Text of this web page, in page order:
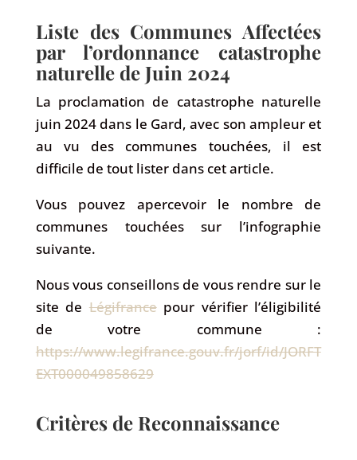
Liste des Communes Affectées
par l’ordonnance catastrophe
naturelle de Juin 2024
La proclamation de catastrophe naturelle
juin 2024 dans le Gard, avec son ampleur et
au vu des communes touchées, il est
difficile de tout lister dans cet article.
Vous pouvez apercevoir le nombre de
communes touchées sur l’infographie
suivante.
Nous vous conseillons de vous rendre sur le
site de Légifrancepour vérifier l’éligibilité
de votre commune :
https://www.legifrance.gouv.fr/jorf/id/JORFT
EXT000049858629
Critères de Reconnaissance